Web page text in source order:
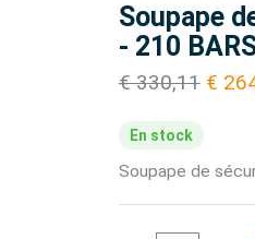
Soupape
- 210
€ 330,11 €
En stock
Soupape de